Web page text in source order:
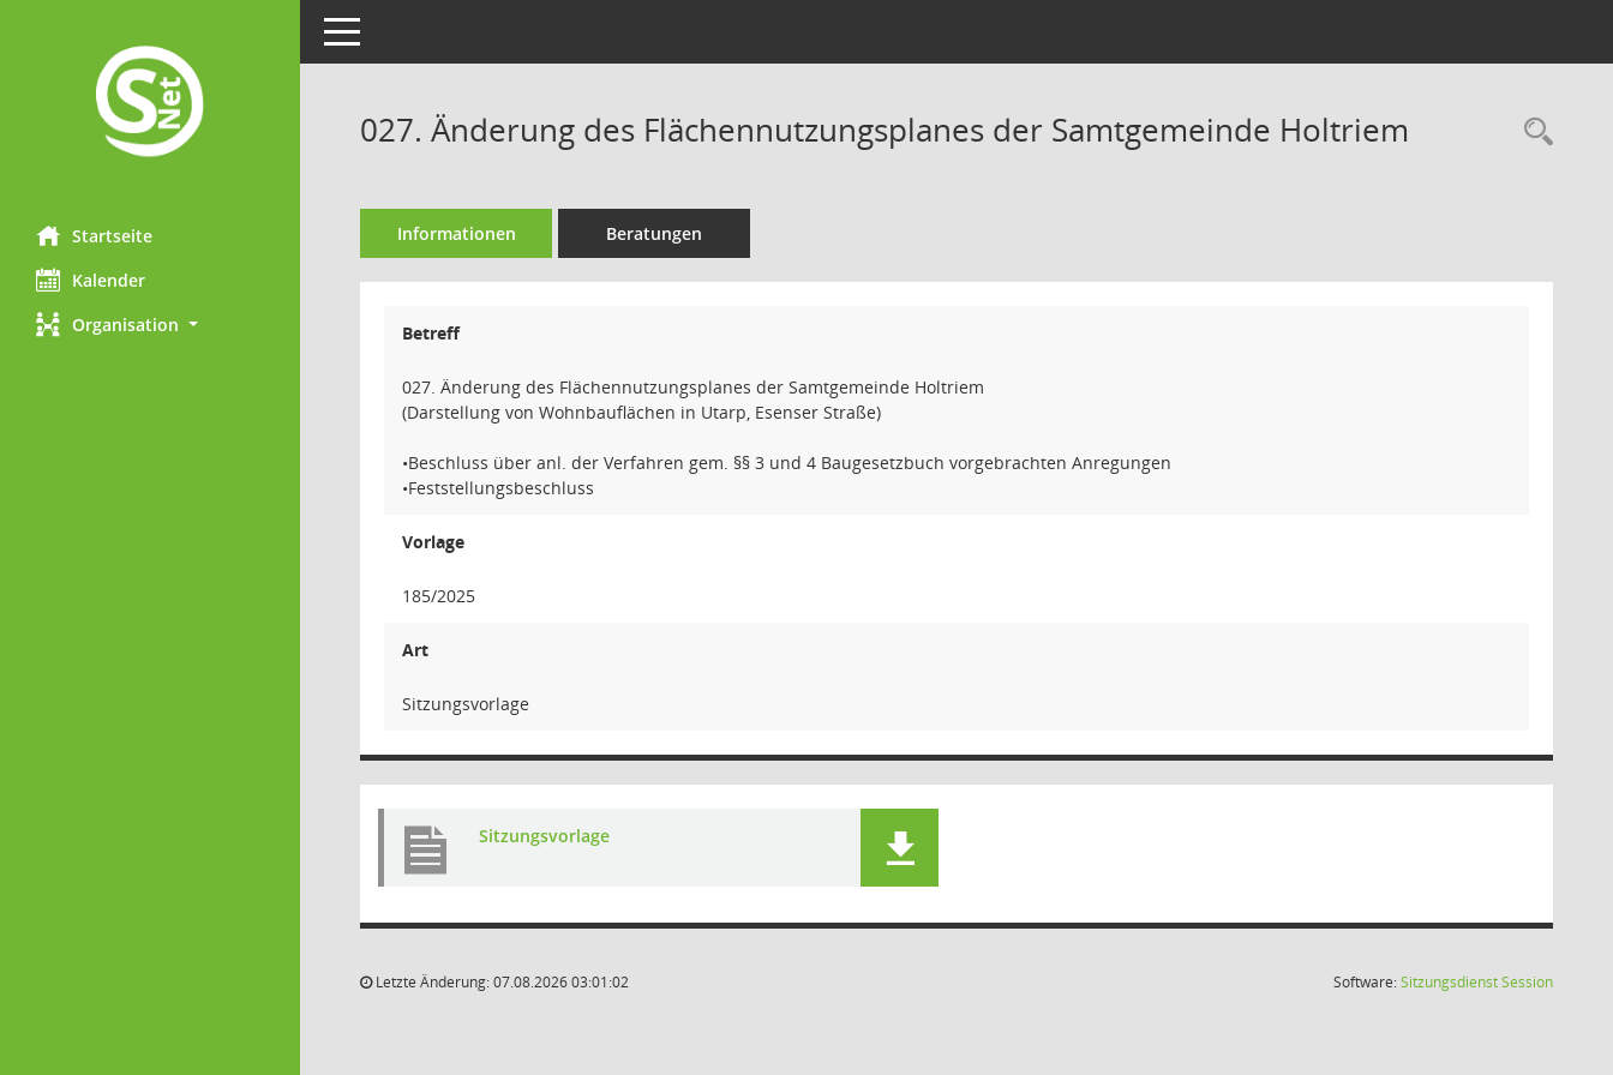
Startseite
Kalender
Organisation
Toggle navigation
027. Änderung des Flächennutzungsplanes der Samtgemeinde Holtriem
Informationen Beratungen
Betreff
027. Änderung des Flächennutzungsplanes der Samtgemeinde Holtriem
(Darstellung von Wohnbauflächen in Utarp, Esenser Straße)
•Beschluss über anl. der Verfahren gem. §§ 3 und 4 Baugesetzbuch vorgebrachten Anregungen
•Feststellungsbeschluss
Vorlage
185/2025
Art
Sitzungsvorlage
Sitzungsvorlage
Letzte Änderung: 07.08.2026 03:01:02 Software:SitzungsdienstSession(Wird in